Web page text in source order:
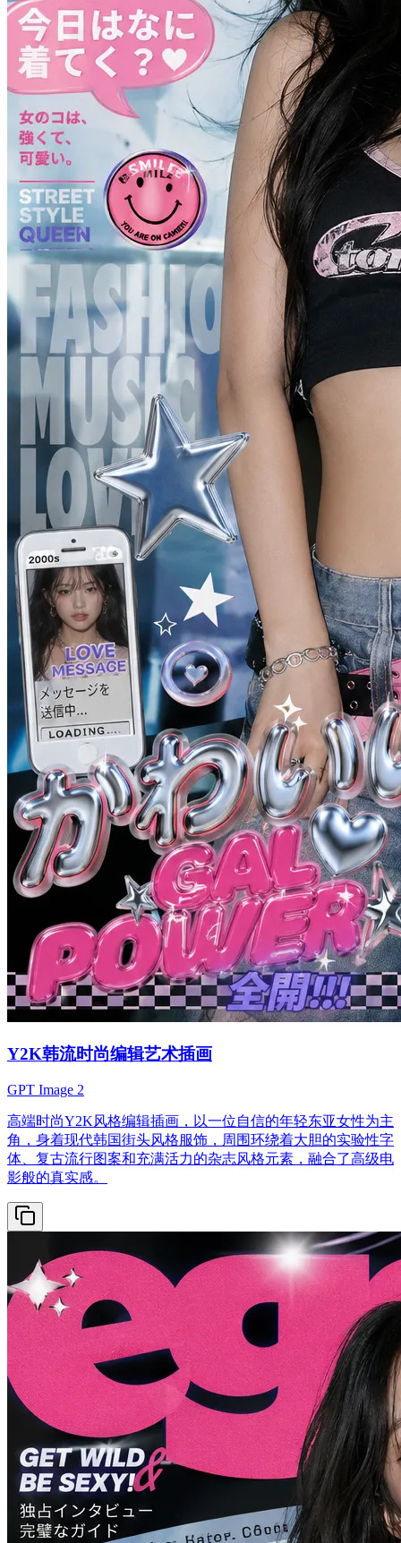
Y2K韩流时尚编辑艺术插画
GPT Image 2
高端时尚Y2K风格编辑插画，以一位自信的年轻东亚女性为主
角，身着现代韩国街头风格服饰，周围环绕着大胆的实验性字
体、复古流行图案和充满活力的杂志风格元素，融合了高级电
影般的真实感。